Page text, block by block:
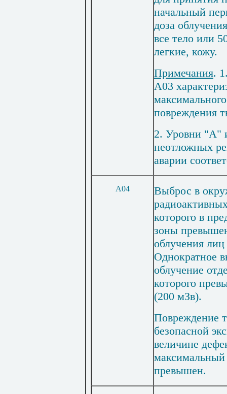
начальный
доза
все тело или
легкие, кожу.
Примечания.
А03
повреждения
2. Уровни "А"
неотложных
аварии
А04
Выброс в
которого в
зоны
облучения
Однократное
облучение
которого
(200 мЗв).
Повреждение
безопасной
величине
превышен.